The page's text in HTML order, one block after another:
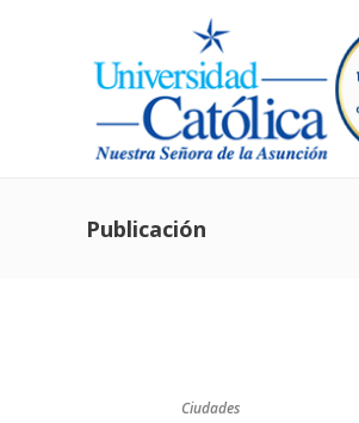
Publicación
Ciudades